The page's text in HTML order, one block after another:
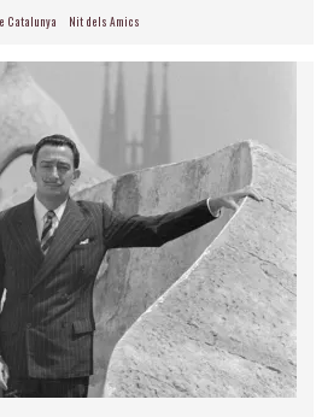
Catalunya Nit dels Amics